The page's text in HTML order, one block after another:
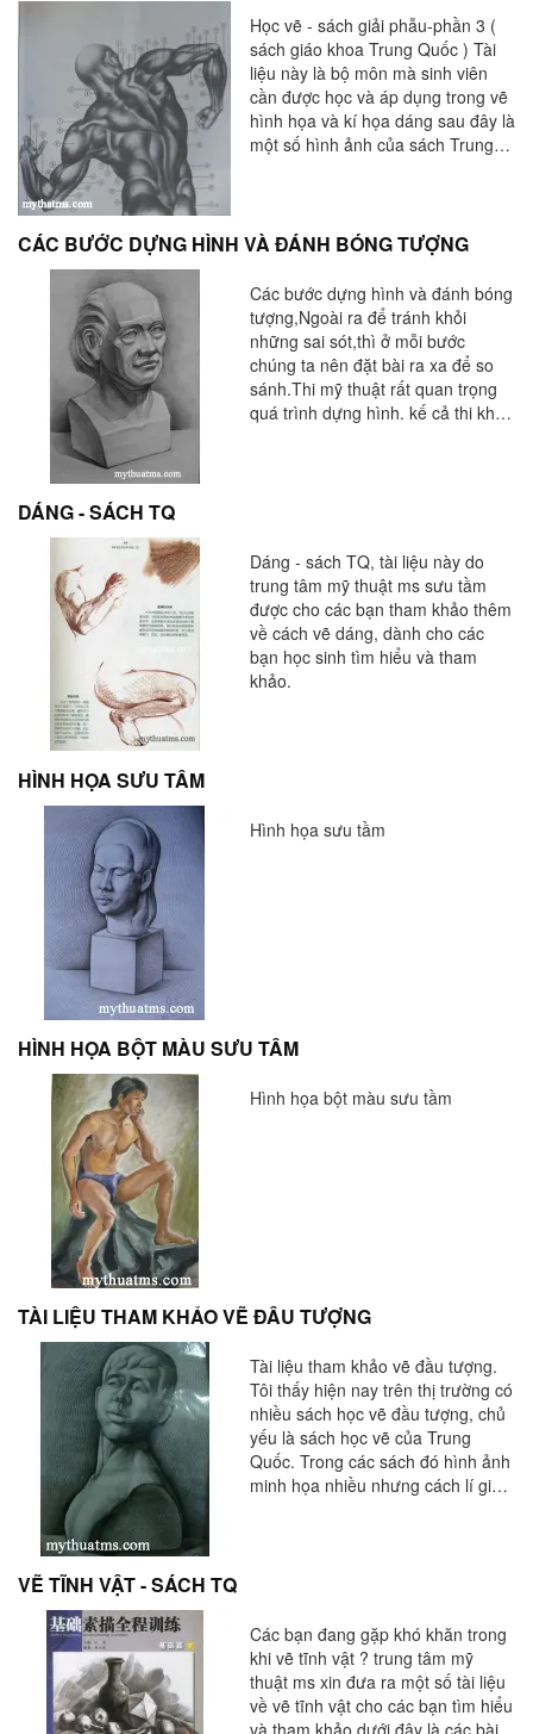
Học vẽ - sách giải phẫu-phần 3 (
sách giáo khoa Trung Quốc ) Tài
liệu này là bộ môn mà sinh viên
cần được học và áp dụng trong vẽ
hình họa và kí họa dáng sau đây là
một số hình ảnh của sách Trung
CÁC BƯỚC DỰNG HÌNH VÀ ĐÁNH BÓNG TƯỢNG
Các bước dựng hình và đánh bóng
tượng,Ngoài ra để tránh khỏi
những sai sót,thì ở mỗi bước
chúng ta nên đặt bài ra xa để so
sánh.Thi mỹ thuật rất quan trọng
quá trình dựng hình. kế cả thi khối
DÁNG - SÁCH TQ
Dáng - sách TQ, tài liệu này do
trung tâm mỹ thuật ms sưu tầm
được cho các bạn tham khảo thêm
về cách vẽ dáng, dành cho các
bạn học sinh tìm hiểu và tham
khảo.
HÌNH HỌA SƯU TẦM
Hình họa sưu tầm
HÌNH HỌA BỘT MÀU SƯU TẦM
Hình họa bột màu sưu tầm
TÀI LIỆU THAM KHẢO VẼ ĐẦU TƯỢNG
Tài liệu tham khảo vẽ đầu tượng.
Tôi thấy hiện nay trên thị trường có
nhiều sách học vẽ đầu tượng, chủ
yếu là sách học vẽ của Trung
Quốc. Trong các sách đó hình ảnh
minh họa nhiều nhưng cách lí giải
xác, chưa quen với cách dựng
hình. tài liệu này trung tâm đưa lên
cho các bạn học sinh, sinh viên tìm
hiểu và tham khảo.
VẼ TĨNH VẬT - SÁCH TQ
Các bạn đang gặp khó khăn trong
khi vẽ tĩnh vật ? trung tâm mỹ
thuật ms xin đưa ra một số tài liệu
về vẽ tĩnh vật cho các bạn tìm hiểu
và tham khảo,dưới đây là các bài